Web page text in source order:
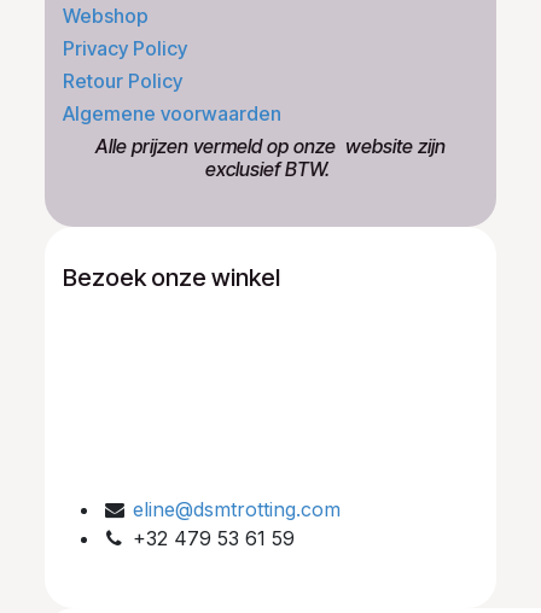
Webshop
Privacy Policy
Retour Policy
Algemene voorwaarden
​Alle prijzen vermeld op onze ​website zijn
exclusief BTW.
Bezoek onze winkel
eline@dsmtrotting.com
+32 479 53 61 59